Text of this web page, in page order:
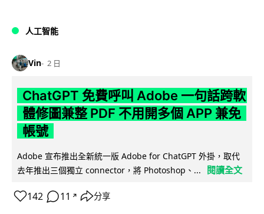
人工智能
Vin 2 日
ChatGPT 免費呼叫 Adobe 一句話跨軟
體修圖兼整 PDF 不用開多個 APP 兼免
帳號
Adobe 宣布推出全新統一版 Adobe for ChatGPT 外掛，取代
去年推出三個獨立 connector，將 Photoshop、...
閱讀全文
142 11 ↗ 分享